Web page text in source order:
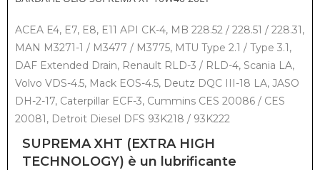
ACEA E4, E7, E8, E11 API CK-4, MB 228.52 / 228.51 / 228.31,
MAN M3271-1 / M3477 / M3775, MTU Type 2.1 / Type 3.1,
DAF Extended Drain, Renault RLD-3 / RLD-4, Scania LA,
Volvo VDS-4.5, Mack EOS-4.5, Deutz DQC III-18 LA, JASO
DH-2-17, Caterpillar ECF-3, Cummins CES 20086 / CES
20081, Detroit Diesel DFS 93K218 / 93K222
SUPREMA XHT (EXTRAHIGH
TECHNOLOGY) è un lubrificante